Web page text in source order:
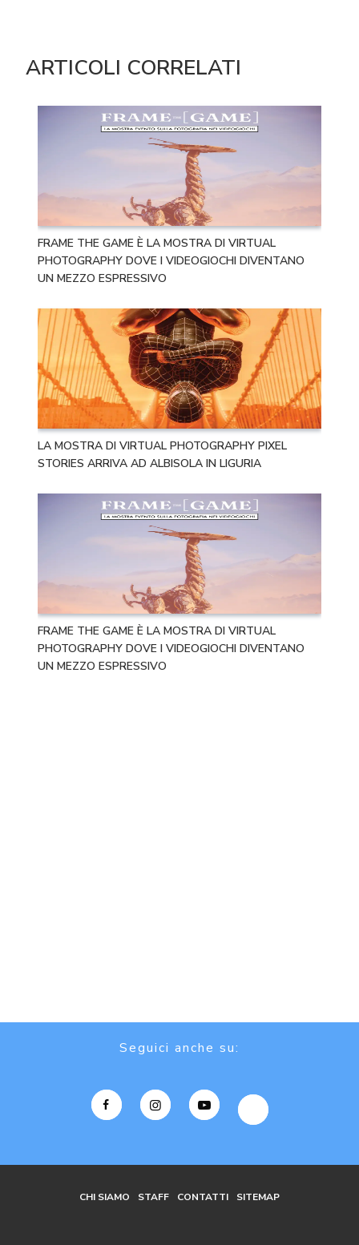
ARTICOLI CORRELATI
FRAME THE GAME È LA MOSTRA DI VIRTUAL
PHOTOGRAPHY DOVE I VIDEOGIOCHI DIVENTANO
UN MEZZO ESPRESSIVO
LA MOSTRA DI VIRTUAL PHOTOGRAPHY PIXEL
STORIES ARRIVA AD ALBISOLA IN LIGURIA
FRAME THE GAME È LA MOSTRA DI VIRTUAL
PHOTOGRAPHY DOVE I VIDEOGIOCHI DIVENTANO
UN MEZZO ESPRESSIVO
Seguici anche su:
CHI SIAMO STAFF CONTATTI SITEMAP